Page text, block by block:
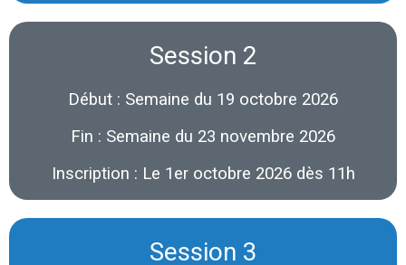
Session 2
Début : Semaine du 19 octobre 2026
Fin : Semaine du 23 novembre 2026
Inscription : Le 1er octobre 2026 dès 11h
Session 3